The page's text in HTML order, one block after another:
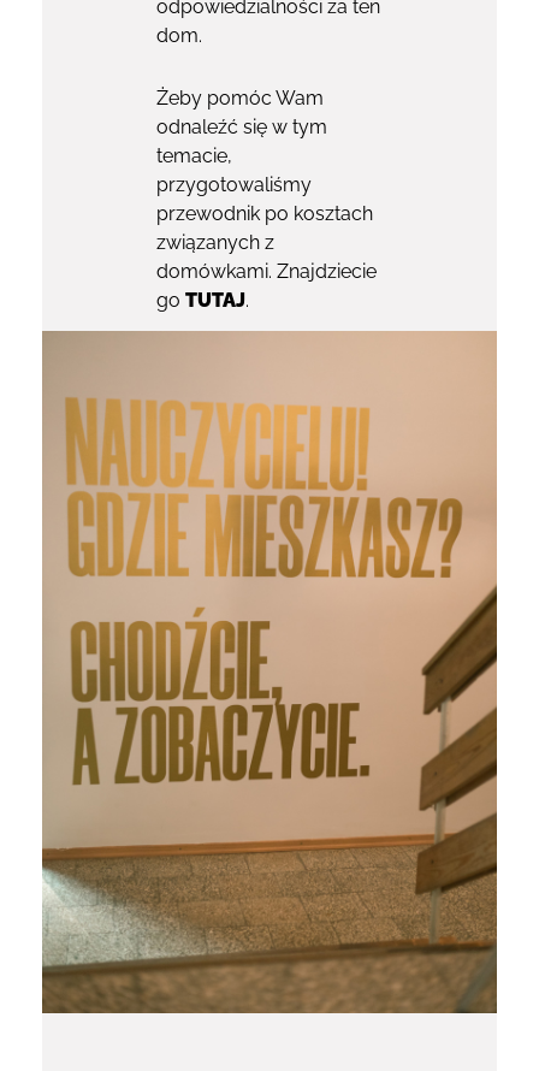
odpowiedzialności za ten
dom.
Żeby pomóc Wam
odnaleźć się w tym
temacie,
przygotowaliśmy
przewodnik po kosztach
związanych z
domówkami. Znajdziecie
go TUTAJ.